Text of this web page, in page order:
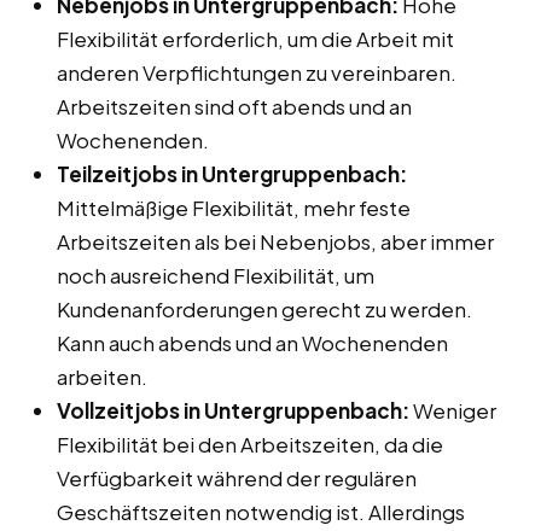
Nebenjobs in Untergruppenbach: Hohe
Flexibilität erforderlich, um die Arbeit mit
anderen Verpflichtungen zu vereinbaren.
Arbeitszeiten sind oft abends und an
Wochenenden.
Teilzeitjobs in Untergruppenbach:
Mittelmäßige Flexibilität, mehr feste
Arbeitszeiten als bei Nebenjobs, aber immer
noch ausreichend Flexibilität, um
Kundenanforderungen gerecht zu werden.
Kann auch abends und an Wochenenden
arbeiten.
Vollzeitjobs in Untergruppenbach:Weniger
Flexibilität bei den Arbeitszeiten, da die
Verfügbarkeit während der regulären
Geschäftszeiten notwendig ist. Allerdings